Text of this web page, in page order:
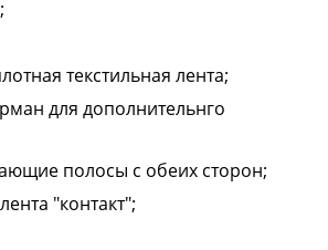
текстильная лента;
для дополнительнго
полосы с обеих сторон;
"контакт";